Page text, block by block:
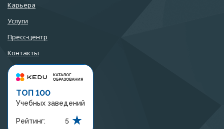
Карьера
Услуги
Пресс-центр
Контакты
ТОП 100
Учебных заведений
Рейтинг: 5